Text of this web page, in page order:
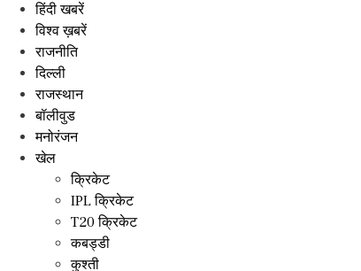
हिंदी खबरें
विश्व ख़बरें
राजनीति
दिल्ली
राजस्थान
बॉलीवुड
मनोरंजन
खेल
क्रिकेट
IPL क्रिकेट
T20 क्रिकेट
कबड्डी
कुश्ती